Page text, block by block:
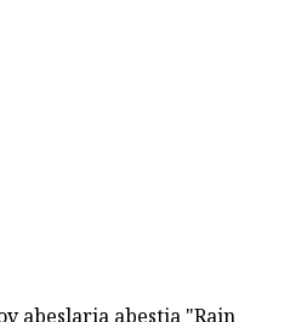
abeslaria abestia "Rain